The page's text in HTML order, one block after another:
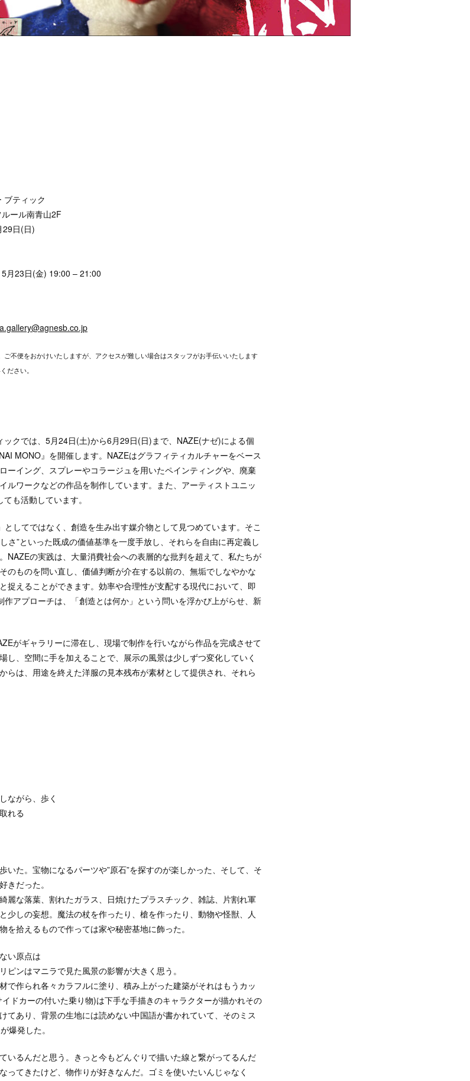
ブティック
ール南青山2F
29日(日)
月23日(金) 19:00 – 21:00
a.gallery@agnesb.co.jp
不便をおかけいたしますが、アクセスが難しい場合はスタッフがお手伝いいたします
ださい。
ックでは、5月24日(土)から6月29日(日)まで、NAZE(ナゼ)による個
MONO』を開催します。NAZEはグラフィティカルチャーをベース
ーイング、スプレーやコラージュを用いたペインティングや、廃棄
ルワークなどの作品を制作しています。また、アーティストユニッ
も活動しています。
してではなく、創造を生み出す媒介物として見つめています。そこ
さ”といった既成の価値基準を一度手放し、それらを自由に再定義し
NAZEの実践は、大量消費社会への表層的な批判を超えて、私たちが
のものを問い直し、価値判断が介在する以前の、無垢でしなやかな
捉えることができます。効率や合理性が支配する現代において、即
作アプローチは、「創造とは何か」という問いを浮かび上がらせ、新
がギャラリーに滞在し、現場で制作を行いながら作品を完成させて
し、空間に手を加えることで、展示の風景は少しずつ変化していく
らは、用途を終えた洋服の見本残布が素材として提供され、それら
ながら、歩く
れる
いた。宝物になるパーツや”原石”を探すのが楽しかった、そして、そ
きだった。
麗な落葉、割れたガラス、日焼けたプラスチック、雑誌、片割れ軍
少しの妄想。魔法の杖を作ったり、槍を作ったり、動物や怪獣、人
を拾えるもので作っては家や秘密基地に飾った。
い原点は
ピンはマニラで見た風景の影響が大きく思う。
で作られ各々カラフルに塗り、積み上がった建築がそれはもうカッ
ドカーの付いた乗り物)は下手な手描きのキャラクターが描かれその
てあり、背景の生地には読めない中国語が書かれていて、そのミス
爆発した。
いるんだと思う。きっと今もどんぐりで描いた線と繋がってるんだ
ってきたけど、物作りが好きなんだ。ゴミを使いたいんじゃなく